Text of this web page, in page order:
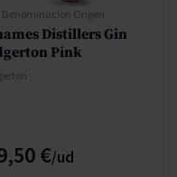
Denominacion Origen
Distillers Gin
Pink
€